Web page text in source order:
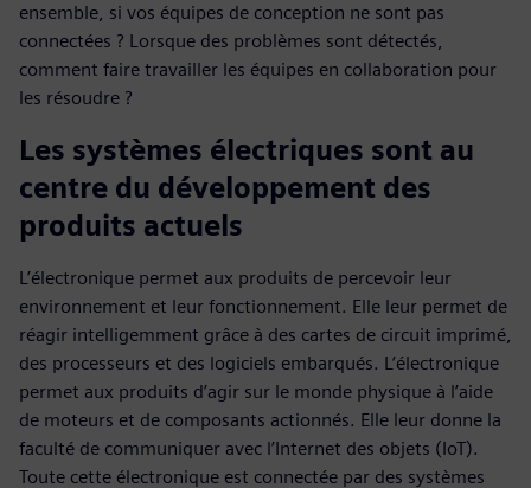
ensemble, si vos équipes de conception ne sont pas
connectées ? Lorsque des problèmes sont détectés,
comment faire travailler les équipes en collaboration pour
les résoudre ?
Les systèmes électriques sont au
centre du développement des
produits actuels
L’électronique permet aux produits de percevoir leur
environnement et leur fonctionnement. Elle leur permet de
réagir intelligemment grâce à des cartes de circuit imprimé,
des processeurs et des logiciels embarqués. L’électronique
permet aux produits d’agir sur le monde physique à l’aide
de moteurs et de composants actionnés. Elle leur donne la
faculté de communiquer avec l’Internet des objets (IoT).
Toute cette électronique est connectée par des systèmes